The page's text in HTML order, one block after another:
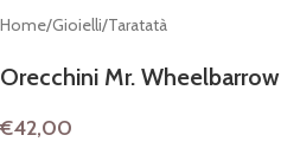
Home/Gioielli/Taratatà
Orecchini Mr. Wheelbarrow
€42,00